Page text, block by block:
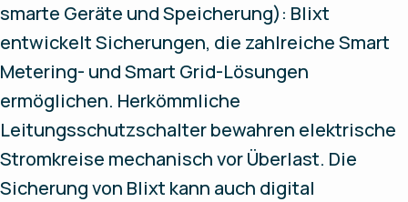
smarte Geräte und Speicherung): Blixt
entwickelt Sicherungen, die zahlreiche Smart
Metering- und Smart Grid-Lösungen
ermöglichen. Herkömmliche
Leitungsschutzschalter bewahren elektrische
Stromkreise mechanisch vor Überlast. Die
Sicherung von Blixt kann auch digital